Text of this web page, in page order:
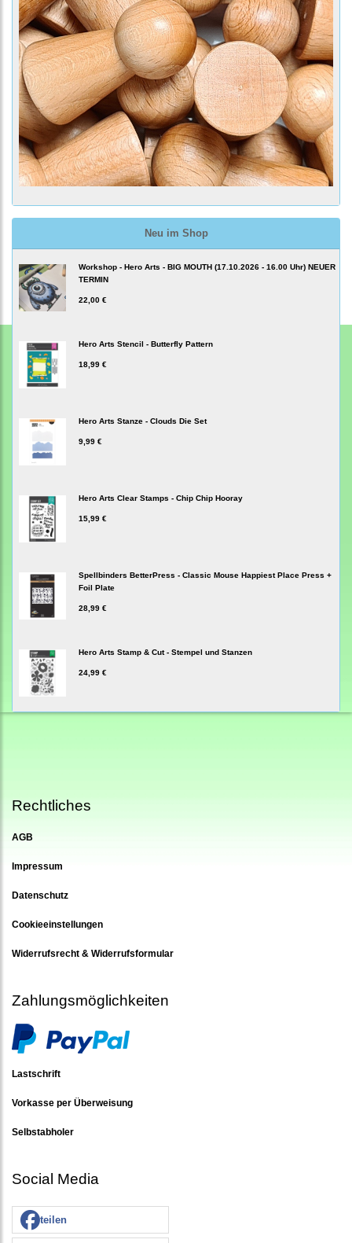
Neu im Shop
Workshop - Hero Arts - BIG MOUTH (17.10.2026 - 16.00 Uhr) NEUER
TERMIN
22,00 €
Hero Arts Stencil - Butterfly Pattern
18,99 €
Hero Arts Stanze - Clouds Die Set
9,99 €
Hero Arts Clear Stamps - Chip Chip Hooray
15,99 €
Spellbinders BetterPress - Classic Mouse Happiest Place Press +
Foil Plate
28,99 €
Hero Arts Stamp & Cut - Stempel und Stanzen
24,99 €
Rechtliches
AGB
Impressum
Datenschutz
Cookieeinstellungen
Widerrufsrecht & Widerrufsformular
Zahlungsmöglichkeiten
Lastschrift
Vorkasse per Überweisung
Selbstabholer
Social Media
teilen